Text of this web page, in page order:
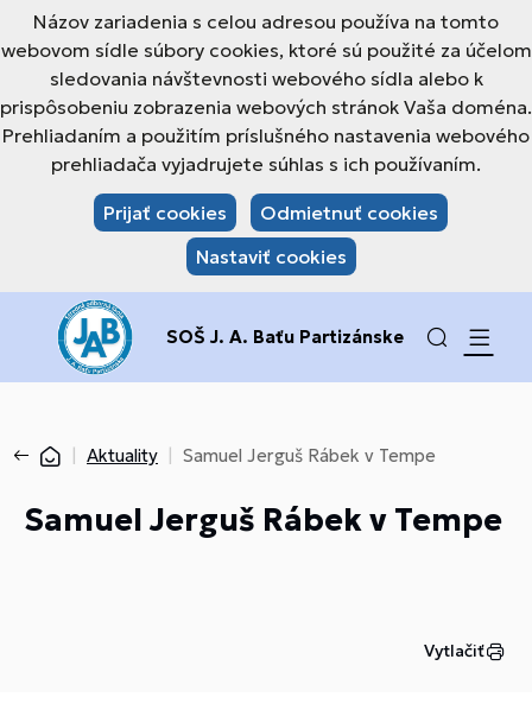
Názov zariadenia s celou adresou používa na tomto
webovom sídle súbory cookies, ktoré sú použité za účelom
sledovania návštevnosti webového sídla alebo k
prispôsobeniu zobrazenia webových stránok Vaša doména.
Prehliadaním a použitím príslušného nastavenia webového
prehliadača vyjadrujete súhlas s ich používaním.
Prijať cookies
Odmietnuť cookies
Nastaviť cookies
SOŠ J. A. Baťu Partizánske
Aktuality Samuel Jerguš Rábek v Tempe
Samuel Jerguš Rábek v Tempe
Vytlačiť